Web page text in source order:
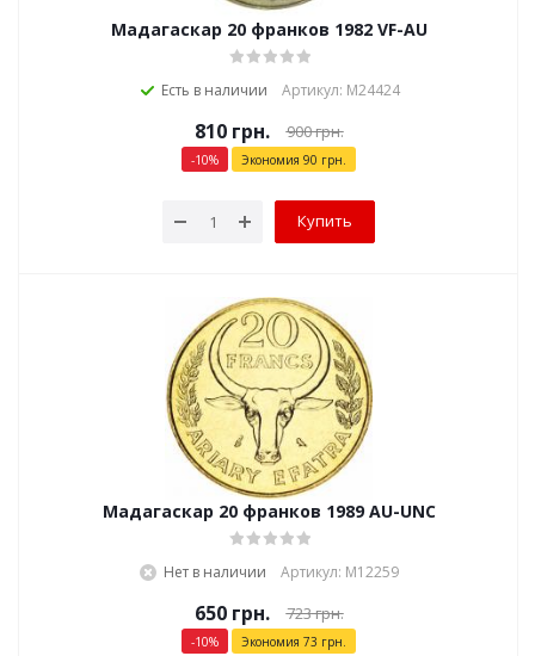
Мадагаскар 20 франков 1982 VF-AU
Есть в наличии Артикул: М24424
810грн. 900грн.
-10% Экономия 90 грн.
Купить
Мадагаскар 20 франков 1989 AU-UNC
Нет в наличии Артикул: М12259
650грн. 723грн.
-10% Экономия 73 грн.